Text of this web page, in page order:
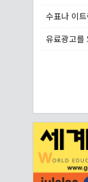
수표나 이